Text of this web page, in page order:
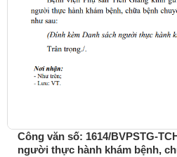
Công văn số: 1614/BVPSTG-
người thực hành khám bệnh,